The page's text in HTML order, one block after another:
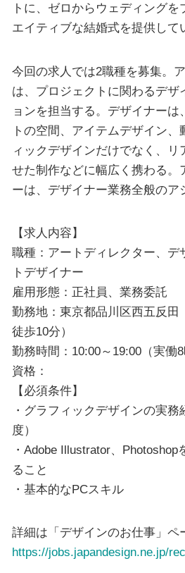
トに、ゼロからウェディングを
エイティブな結婚式を提供して
今回の求人では2職種を募集。
は、プロジェクトに関わるデザ
ョンを担当する。デザイナー
トの空間、アイテムデザイン
ィックデザインだけでなく、リ
せた制作などに幅広く携わる。
ーは、デザイナー業務全般のア
【求人内容】
職種：アートディレクター、デ
トデザイナー
雇用形態：正社員、業務委託
勤務地：東京都品川区西五反田
徒歩10分）
勤務時間：10:00～19:00（実働8
資格：
【必須条件】
・グラフィックデザインの実
度）
・Adobe Illustrator、Photoshop
ること
・基本的なPCスキル
詳細は「デザインのお仕事」ペ
https://jobs.japandesign.ne.jp/